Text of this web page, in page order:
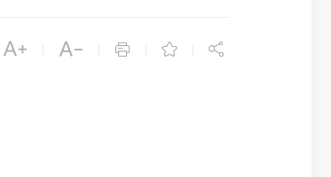
    